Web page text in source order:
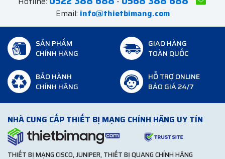
Email: info@thietbimang.com
SẢN PHẨM
CHÍNH HÃNG
GIAO HÀNG
TOÀN QUỐC
BẢO HÀNH
CHÍNH HÃNG
HỖ TRỢ ONLINE
BÁO GIÁ 24/7
NHÀ CUNG CẤP THIẾT BỊ MẠNG CHÍNH HÃNG UY TÍN
THIẾT BỊ MẠNG CISCO, JUNIPER, THIẾT BỊ QUANG CHÍNH HÃNG